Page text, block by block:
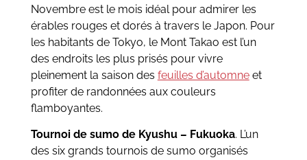
Novembre est le mois idéal pour admirer les
érables rouges et dorés à travers le Japon. Pour
les habitants de Tokyo, le Mont Takao est l’un
des endroits les plus prisés pour vivre
pleinement la saison des feuilles d’automneet
profiter de randonnées aux couleurs
flamboyantes.
Tournoi de sumo de Kyushu – Fukuoka. L’un
des six grands tournois de sumo organisés